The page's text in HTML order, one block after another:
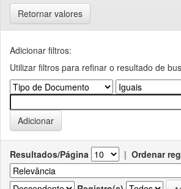
Retornar valores
Adicionar filtros:
Utilizar filtros para refinar o resultado de
Resultados/Página | Ordenar